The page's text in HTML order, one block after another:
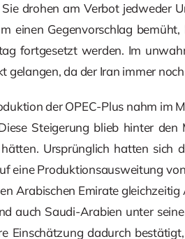
drohen am Verbot jedweder
einen Gegenvorschlag
fortgesetzt werden. Im
gelangen, da der Iran immer
der OPEC-Plus nahm im
Steigerung blieb hinter den
Ursprünglich hatten sich
eine Produktionsausweitung
Arabischen Emirate
auch Saudi-Arabien unter
Einschätzung dadurch